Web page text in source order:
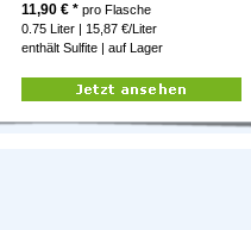
11,90 € * pro Flasche
0.75 Liter | 15,87 €/Liter
enthält Sulfite | auf Lager